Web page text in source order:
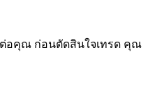
ต่อคุณ ก่อนตัดสินใจเทรด คุณ